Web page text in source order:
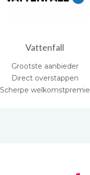
Vattenfall
Grootste aanbieder
Direct overstappen
Scherpe welkomstpremie